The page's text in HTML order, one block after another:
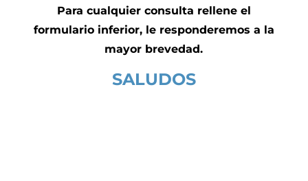
Para cualquier consulta rellene el
formulario inferior, le responderemos a la
mayor brevedad.
SALUDOS